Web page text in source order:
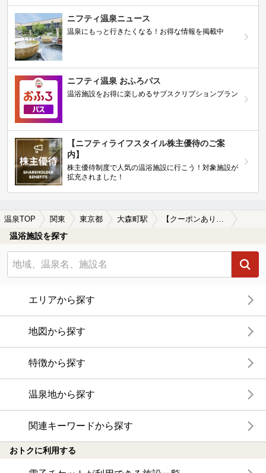
ニフティ温泉ニュース
温泉にもっと行きたくなる！お得な情報を掲載中
ニフティ温泉 おふろパス
温浴施設をお得に楽しめるサブスクリプションプラン
【ニフティライフスタイル株主優待のご案
内】
株主優待制度で人気の温浴施設に行こう！対象施設が
拡充されました！
温泉TOP 関東 東京都 大森町駅
温浴施設を探す
エリアから探す
地図から探す
特徴から探す
温泉地から探す
関連キーワードから探す
おトクに利用する